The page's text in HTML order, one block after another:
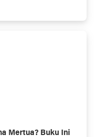
Mertua? Buku Ini